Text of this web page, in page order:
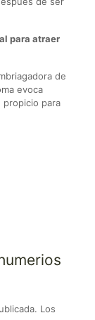
para atraer
de
evoca
propicio para
Los